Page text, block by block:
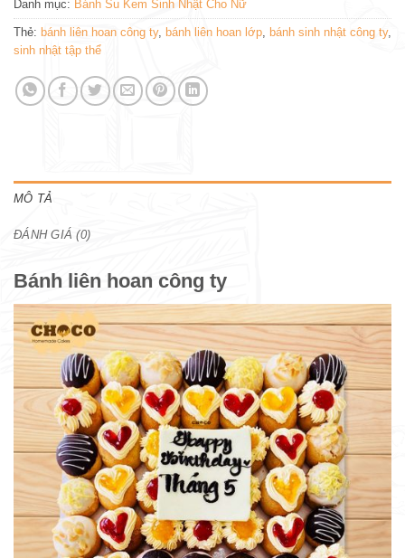
Danh mục: Bánh Su Kem Sinh Nhật Cho Nữ
Thẻ: bánh liên hoan công ty, bánh liên hoan lớp, bánh sinh nhật công ty,
sinh nhật tập thể
MÔ TẢ
ĐÁNH GIÁ (0)
Bánh liên hoan công ty